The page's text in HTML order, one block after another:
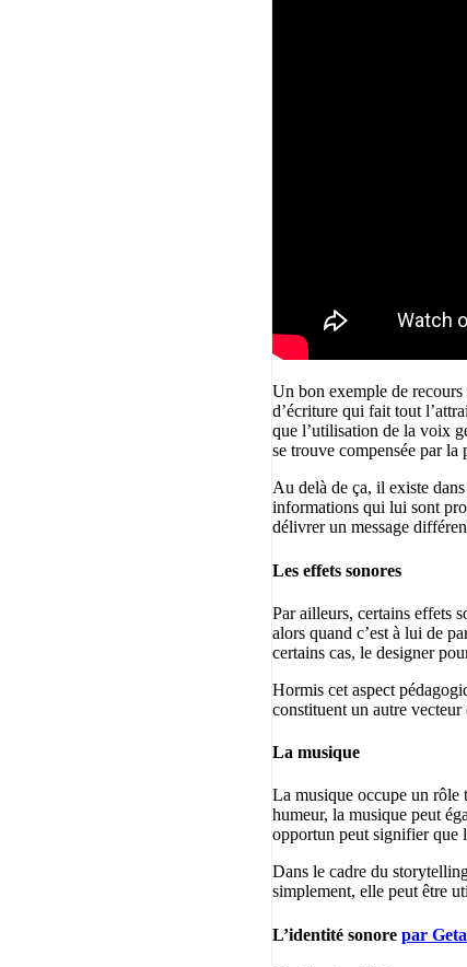
Un bon exemple de
d’écriture qui fait tout
que l’utilisation de la voix
se trouve compensée par la
Au delà de ça, il existe
informations qui lui sont
délivrer un message
Les effets sonores
Par ailleurs, certains effets
alors quand c’est à lui de
certains cas, le designer
Hormis cet aspect
constituent un autre
La musique
La musique occupe un rôle
humeur, la musique peut
opportun peut signifier que
Dans le cadre du
simplement, elle peut être
L’identité sonore par